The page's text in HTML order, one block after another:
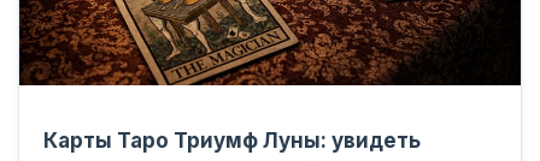
Карты Таро Триумф Луны: увидеть